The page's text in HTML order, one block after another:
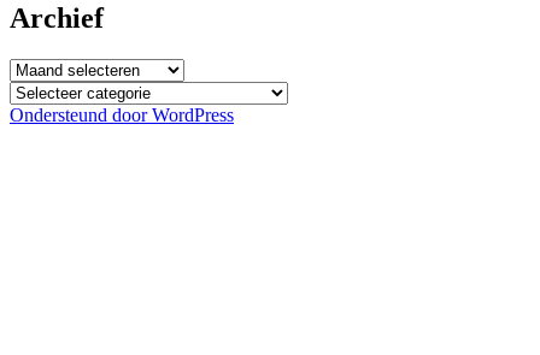
Archief
Archief
Categorieën
Ondersteund door WordPress